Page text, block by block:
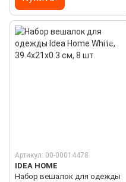
Артикул: 00-00014478
IDEA HOME
Набор вешалок для одежды